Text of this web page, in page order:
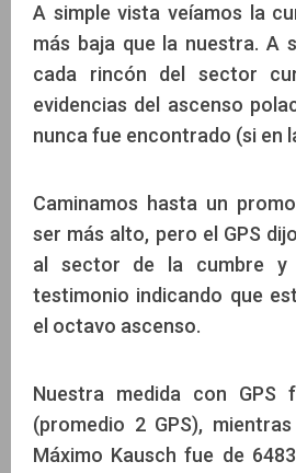
A simple vista veíamos la
más baja que la nuestra. A
cada rincón del sector
evidencias del ascenso
nunca fue encontrado (si en
Caminamos hasta un
ser más alto, pero el GPS
al sector de la cumbre y
testimonio indicando que
el octavo ascenso.
Nuestra medida con GPS
(promedio 2 GPS),
Máximo Kausch fue de